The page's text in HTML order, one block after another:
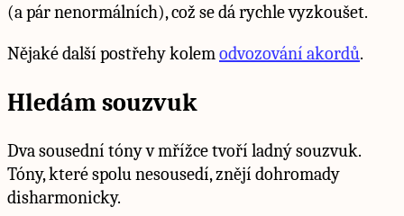
(a pár nenormálních), což se dá rychle vyzkoušet.
Nějaké další postřehy kolem odvozování akordů.
Hledám souzvuk
Dva sousední tóny v mřížce tvoří ladný souzvuk.
Tóny, které spolu nesousedí, znějí dohromady
disharmonicky.